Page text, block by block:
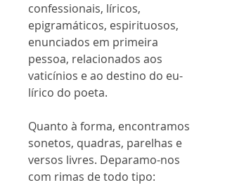
confessionais, líricos,
epigramáticos, espirituosos,
enunciados em primeira
pessoa, relacionados aos
vaticínios e ao destino do eu-
lírico do poeta.
Quanto à forma, encontramos
sonetos, quadras, parelhas e
versos livres. Deparamo-nos
com rimas de todo tipo: